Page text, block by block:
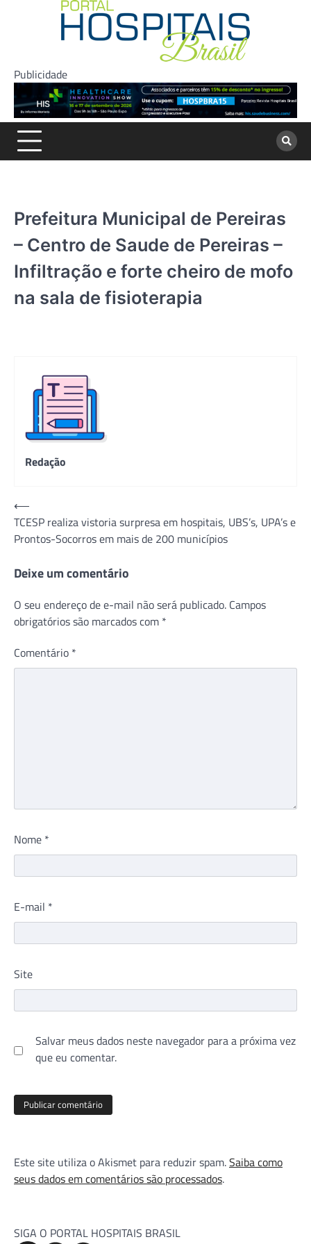
Publicidade
Prefeitura Municipal de Pereiras
– Centro de Saude de Pereiras –
Infiltração e forte cheiro de mofo
na sala de fisioterapia
Redação
Navegação
de
Post
⟵
TCESP realiza vistoria surpresa em hospitais, UBS’s, UPA’s e
Prontos-Socorros em mais de 200 municípios
Deixe um comentário
O seu endereço de e-mail não será publicado. Campos
obrigatórios são marcados com *
Comentário *
Nome *
E-mail *
Site
Salvar meus dados neste navegador para a próxima vez
que eu comentar.
Este site utiliza o Akismet para reduzir spam.Saiba como
seus dados em comentários são processados.
SIGA O PORTAL HOSPITAIS BRASIL